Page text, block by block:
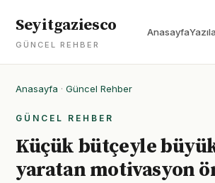
Seyitgaziesco
GÜNCEL REHBER
Anasayfa
Anasayfa · Güncel Rehber
GÜNCEL REHBER
Küçük bütçeyle
yaratan motivasyon